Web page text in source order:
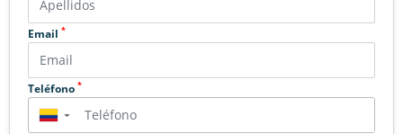
Email *
Teléfono *
▼